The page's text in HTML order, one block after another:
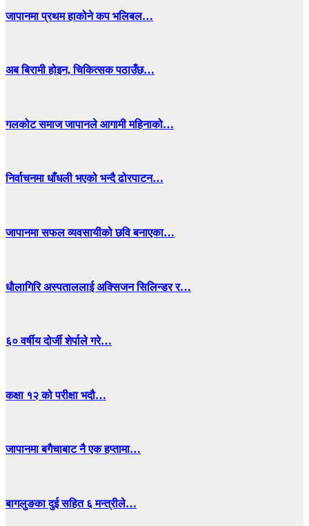
जापानमा प्रथम हाकोने कप भलिबल…
अब बिरामी होइन, चिकित्सक पठाउँछ…
गलकोट समाज जापानले आगामी महिनाको…
निर्वाचनमा धाँधली भएको भन्दै ढोरपाटन…
जापानमा सफल व्यवसायीको छवि बनाएका…
धाैलागिरि अस्पताललाई अक्सिजन सिलिन्डर र…
६० वर्षीय दोर्जी शेर्पाले गरे…
कक्षा १२ को परीक्षा भदौ…
जापानमा बगैचाबाट नै एक हप्तामा…
बागलुङका दुई सहित ६ मन्त्रीले…